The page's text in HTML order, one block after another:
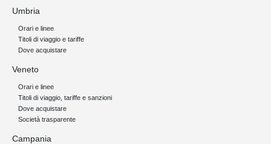
Umbria
Orari e linee
Titoli di viaggio e tariffe
Dove acquistare
Veneto
Orari e linee
Titoli di viaggio, tariffe e sanzioni
Dove acquistare
Società trasparente
Campania